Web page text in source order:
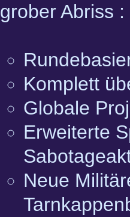
grober Abriss :
Komplett
Globale
Erweiterte
Neue